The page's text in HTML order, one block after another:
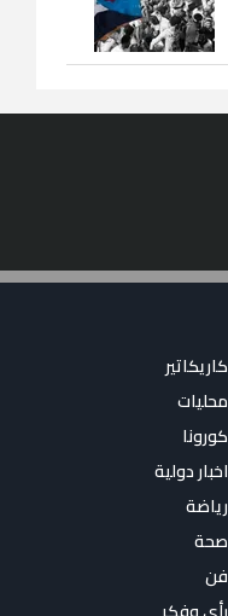
كاريكاتير
محليات
كورونا
اخبار دولية
رياضة
صحة
فن